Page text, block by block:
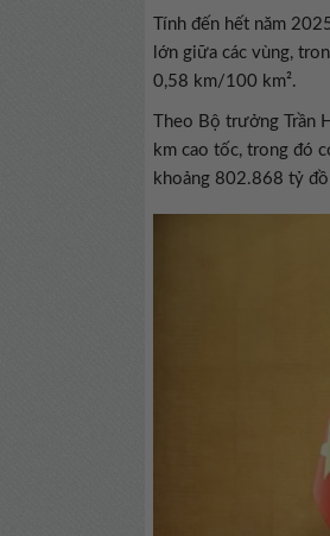
Tính đến hết năm
lớn giữa các vùng,
0,58 km/100 km².
Theo Bộ trưởng
km cao tốc, trong đó
khoảng 802.868 tỷ